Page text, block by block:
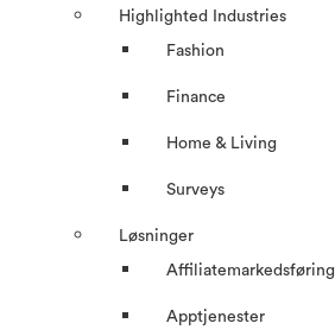
Highlighted Industries
Fashion
Finance
Home & Living
Surveys
Løsninger
Affiliatemarkedsføring
Apptjenester